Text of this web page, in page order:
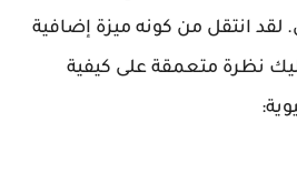
لقد انتقل من كونه ميزة إضافية
نظرة متعمقة على كيفية